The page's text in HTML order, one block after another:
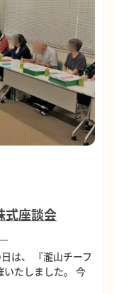
式座談会
は、 『瀧山チーフ
たしました。 今